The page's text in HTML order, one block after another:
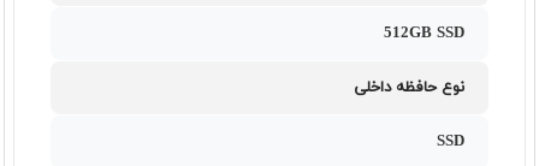
512GB SSD
نوع حافظه داخلی
SSD